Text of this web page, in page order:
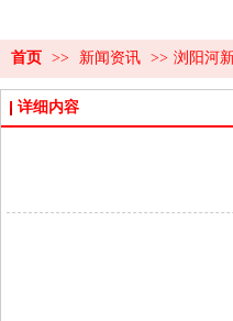
首页 >> 新闻资讯 >> 浏阳河
详细内容